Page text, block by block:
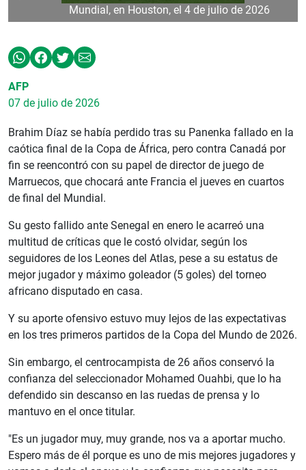
Mundial, en Houston, el 4 de julio de 2026
AFP
07 de julio de 2026
Brahim Díaz se había perdido tras su Panenka fallado en la
caótica final de la Copa de África, pero contra Canadá por
fin se reencontró con su papel de director de juego de
Marruecos, que chocará ante Francia el jueves en cuartos
de final del Mundial.
Su gesto fallido ante Senegal en enero le acarreó una
multitud de críticas que le costó olvidar, según los
seguidores de los Leones del Atlas, pese a su estatus de
mejor jugador y máximo goleador (5 goles) del torneo
africano disputado en casa.
Y su aporte ofensivo estuvo muy lejos de las expectativas
en los tres primeros partidos de la Copa del Mundo de 2026.
Sin embargo, el centrocampista de 26 años conservó la
confianza del seleccionador Mohamed Ouahbi, que lo ha
defendido sin descanso en las ruedas de prensa y lo
mantuvo en el once titular.
"Es un jugador muy, muy grande, nos va a aportar mucho.
Espero más de él porque es uno de mis mejores jugadores y